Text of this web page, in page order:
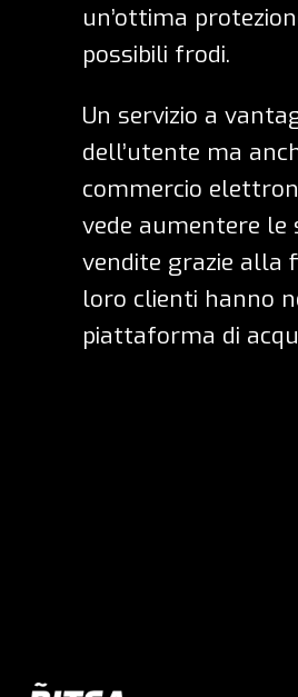
un’ottima
possibili frodi.
Un servizio a
dell’utente ma
commercio
vede aumentere le
vendite grazie alla
loro clienti hanno
piattaforma di